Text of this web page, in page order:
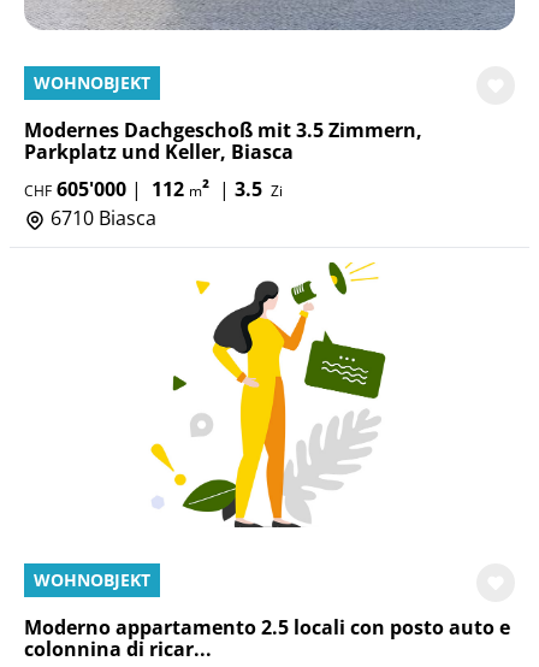
WOHNOBJEKT
Modernes Dachgeschoß mit 3.5 Zimmern,
Parkplatz und Keller, Biasca
CHF 605'000 | 112 m² | 3.5 Zi
6710 Biasca
WOHNOBJEKT
Moderno appartamento 2.5 locali con posto auto e
colonnina di ricar...